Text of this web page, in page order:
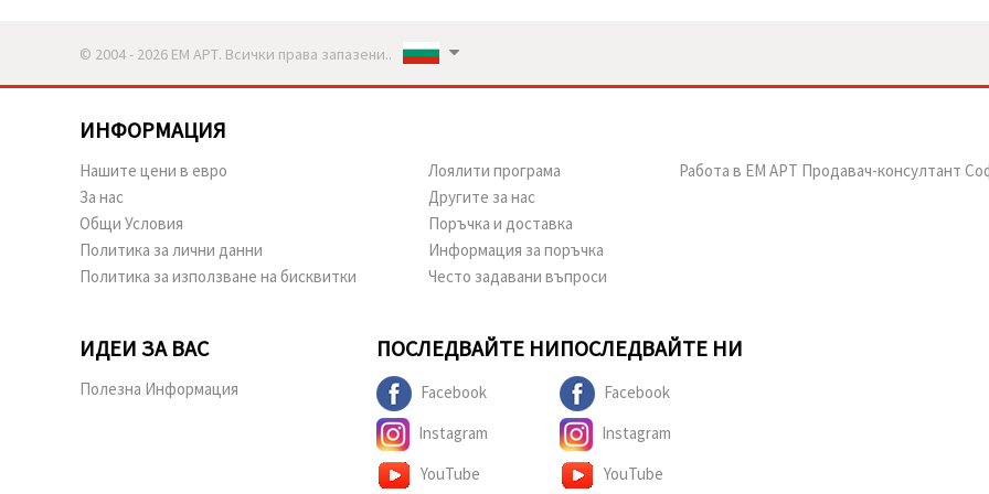
© 2004 - 2026 ЕМ АРТ. Всички права запазени..
ИНФОРМАЦИЯ
Нашите цени в евро
За нас
Общи Условия
Политика за лични данни
Политика за използване на бисквитки
Лоялити програма
Другите за нас
Поръчка и доставка
Информация за поръчка
Често задавани въпроси
Работа в ЕМ АРТ Продавач-консултант
ИДЕИ ЗА ВАС
Полезна Информация
ПОСЛЕДВАЙТЕ НИ
Facebook
Instagram
YouTube
ПОСЛЕДВАЙТЕ НИ
Facebook
Instagram
YouTube